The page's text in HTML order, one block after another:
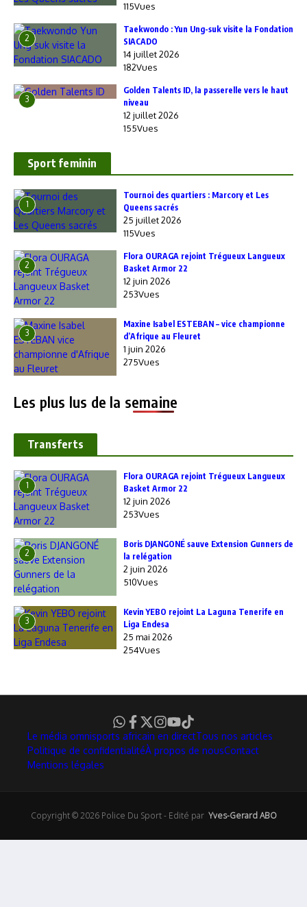
115Vues
2
Taekwondo : Yun Ung-suk visite la Fondation
SIACADO
14 juillet 2026
182Vues
3
Golden Talents ID, la passerelle vers le haut
niveau
12 juillet 2026
155Vues
Sport feminin
1
‎Tournoi des quartiers : Marcory et Les
Queens sacrés
25 juillet 2026
115Vues
2
Flora OURAGA rejoint Trégueux Langueux
Basket Armor 22
12 juin 2026
253Vues
3
Maxine Isabel ESTEBAN – vice championne
d’Afrique au Fleuret
1 juin 2026
275Vues
Les plus lus de la semaine
Transferts
1
Flora OURAGA rejoint Trégueux Langueux
Basket Armor 22
12 juin 2026
253Vues
2
Boris DJANGONÉ sauve Extension Gunners de
la relégation
2 juin 2026
510Vues
3
Kevin YEBO rejoint La Laguna Tenerife en
Liga Endesa
25 mai 2026
254Vues
Le média omnisports africain en directTous nos articles
Politique de confidentialitéÀ propos de nousContact
Mentions légales
Copyright © 2026 Police Du Sport - Edité par Yves-Gerard ABO